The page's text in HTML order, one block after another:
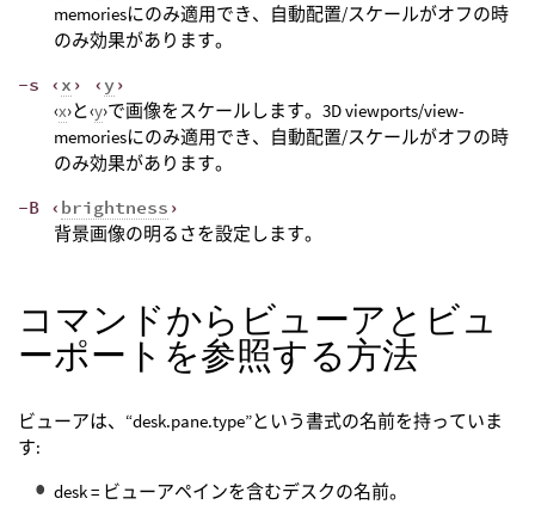
memoriesにのみ適用でき、自動配置/スケールがオフの時
のみ効果があります。
-s ‹ x › ‹y›
‹x›と‹y›で画像をスケールします。3D viewports/view-
memoriesにのみ適用でき、自動配置/スケールがオフの時
のみ効果があります。
-B ‹ brightness ›
背景画像の明るさを設定します。
コマンドからビューアとビュ
ーポートを参照する方法
ビューアは、“desk.pane.type”という書式の名前を持っていま
す:
desk = ビューアペインを含むデスクの名前。